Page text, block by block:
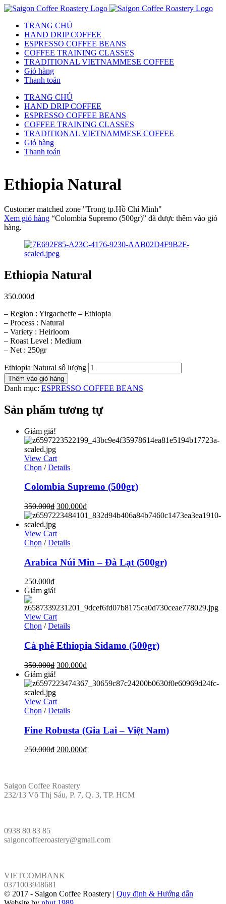
TRANG CHỦ
HAND DRIP COFFEE
ESPRESSO COFFEE BEANS
COFFEE TRAINING CLASSES
TRADITIONAL VIETNAMMESE COFFEE
Giỏ hàng
Thanh toán
TRANG CHỦ
HAND DRIP COFFEE
ESPRESSO COFFEE BEANS
COFFEE TRAINING CLASSES
TRADITIONAL VIETNAMMESE COFFEE
Giỏ hàng
Thanh toán
Ethiopia Natural
Customer matched zone "Trong tp.Hồ Chí Minh"
Xem giỏ hàng “Colombia Supremo (500gr)” đã được thêm vào giỏ
hàng.
Ethiopia Natural
350.000₫
– Region : Yirgacheffe – Ethiopia
– Process : Natural
– Variety : Heirloom
– Roast Level : Medium
– Net : 250gr
Ethiopia Natural số lượng
Thêm vào giỏ hàng
Danh mục: ESPRESSO COFFEE BEANS
Sản phẩm tương tự
Giảm giá!
View Cart
Chọn / Details
Colombia Supremo (500gr)
350.000₫ 300.000₫
View Cart
Chọn / Details
Arabica Núi Min – Đà Lạt (500gr)
250.000₫
Giảm giá!
View Cart
Chọn / Details
Cà phê Ethiopia Sidamo (500gr)
350.000₫ 300.000₫
Giảm giá!
View Cart
Chọn / Details
Fine Robusta (Gia Lai – Việt Nam)
250.000₫ 200.000₫
Saigon Coffee Roastery
232/13 Võ Thị Sáu, P. 7, Q. 3, TP. HCM
0938 80 83 85
saigoncoffeeroastery@gmail.com
VIETCOMBANK
0371003948681
© 2017 - Saigon Coffee Roastery | Quy định & Hướng dẫn |